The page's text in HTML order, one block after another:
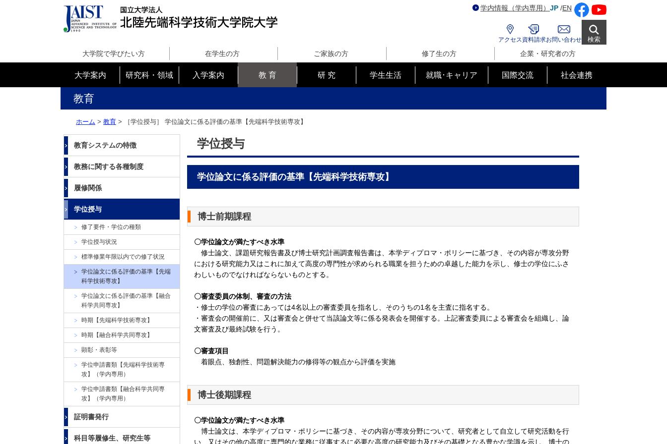
端
科
学
技
術
大
学
院
学
学内情報（学内専用） JP /EN
アクセス 資料請求お問い合わせ 検索
大学院で学びたい方 在学生の方 ご家族の方 修了生の方 企業・研究者の方
大学案内 研究科・領域 入学案内 教 育 研 究 学生生活 就職･キャリア 国際交流 社会連携
教育
ホーム > 教育 > ［学位授与］ 学位論文に係る評価の基準【先端科学技術専攻】
教育システムの特徴
教務に関する各種制度
履修関係
学位授与
修了要件・学位の種類
学位授与状況
標準修業年限以内での修了状況
学位論文に係る評価の基準【先端
科学技術専攻】
学位論文に係る評価の基準【融合
科学共同専攻】
時期【先端科学技術専攻】
時期【融合科学共同専攻】
顕彰・表彰等
学位申請書類【先端科学技術専
攻】（学内専用）
学位申請書類【融合科学共同専
攻】（学内専用）
証明書発行
科目等履修生、研究生等
学位授与
学位論文に係る評価の基準【先端科学技術専攻】
博士前期課程
〇学位論文が満たすべき水準
修士論文、課題研究報告書及び博士研究計画調査報告書は、本学ディプロマ・ポリシーに基づき、その内容が専攻分野
における研究能力又はこれに加えて高度の専門性が求められる職業を担うための卓越した能力を示し、修士の学位にふさ
わしいものでなければならないものとする。
〇審査委員の体制、審査の方法
・修士の学位の審査にあっては4名以上の審査委員を指名し、そのうちの1名を主査に指名する。
・審査会の開催前に、又は審査会と併せて当該論文等に係る発表会を開催する。上記審査委員による審査会を組織し、論
文審査及び最終試験を行う。
〇審査項目
着眼点、独創性、問題解決能力の修得等の観点から評価を実施
博士後期課程
〇学位論文が満たすべき水準
博士論文は、本学ディプロマ・ポリシーに基づき、その内容が専攻分野について、研究者として自立して研究活動を行
い、又はその他の高度に専門的な業務に従事するに必要な高度の研究能力及びその基礎となる豊かな学識を示し、博士の